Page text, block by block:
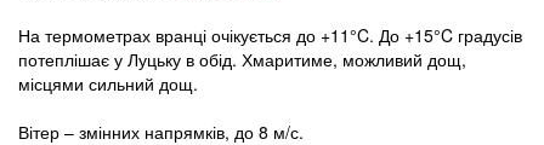
На термометрах вранці очікується до +11°C. До +15°C градусів
потеплішає у Луцьку в обід. Хмаритиме, можливий дощ,
місцями сильний дощ.
Вітер – змінних напрямків, до 8 м/с.